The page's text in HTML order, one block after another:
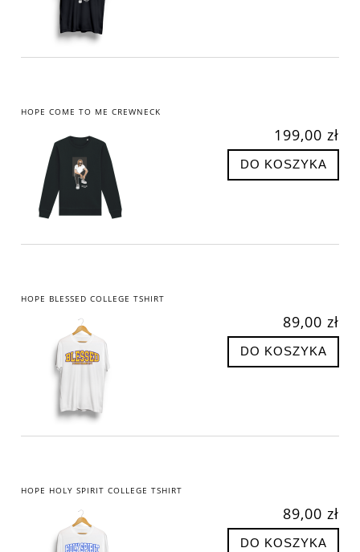
HOPE COME TO ME CREWNECK
199,00 zł
DO KOSZYKA
HOPE BLESSED COLLEGE TSHIRT
89,00 zł
DO KOSZYKA
HOPE HOLY SPIRIT COLLEGE TSHIRT
89,00 zł
DO KOSZYKA